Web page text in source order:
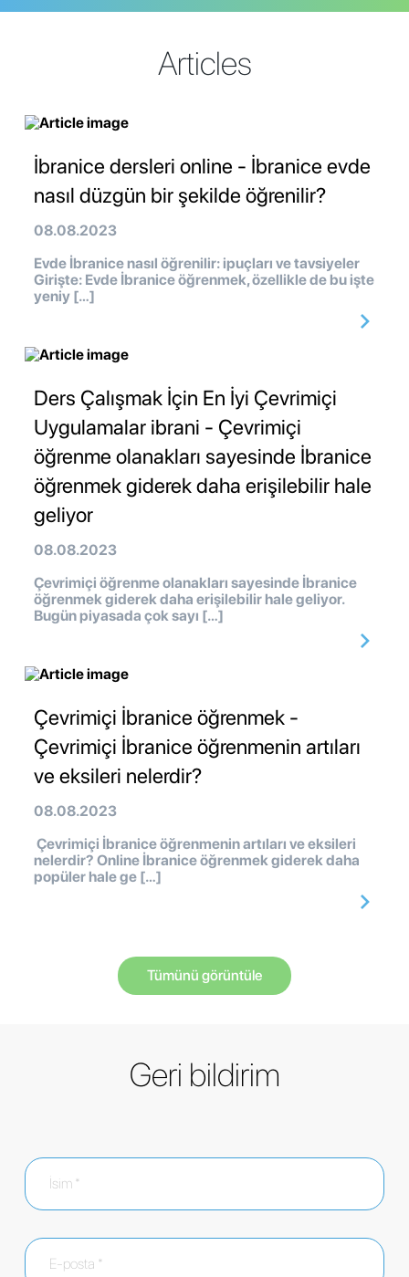
Articles
İbranice dersleri online - İbranice evde
nasıl düzgün bir şekilde öğrenilir?
08.08.2023
Evde İbranice nasıl öğrenilir: ipuçları ve tavsiyeler
Girişte: Evde İbranice öğrenmek, özellikle de bu işte
yeniy […]
Ders Çalışmak İçin En İyi Çevrimiçi
Uygulamalar ibrani - Çevrimiçi
öğrenme olanakları sayesinde İbranice
öğrenmek giderek daha erişilebilir hale
geliyor
08.08.2023
Çevrimiçi öğrenme olanakları sayesinde İbranice
öğrenmek giderek daha erişilebilir hale geliyor.
Bugün piyasada çok sayı […]
Çevrimiçi İbranice öğrenmek -
Çevrimiçi İbranice öğrenmenin artıları
ve eksileri nelerdir?
08.08.2023
Çevrimiçi İbranice öğrenmenin artıları ve eksileri
nelerdir? Online İbranice öğrenmek giderek daha
popüler hale ge […]
Tümünü görüntüle
Geri bildirim